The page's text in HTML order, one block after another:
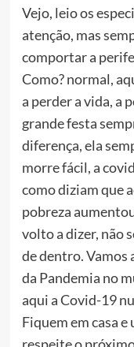
Vejo, leio os
atenção, mas
comportar a
Como? normal,
a perder a vida, a
grande festa
diferença, ela
morre fácil, a
como diziam que
pobreza
volto a dizer, não
de dentro. Vamos
da Pandemia no
aqui a Covid-19
Fiquem em casa
respeite o